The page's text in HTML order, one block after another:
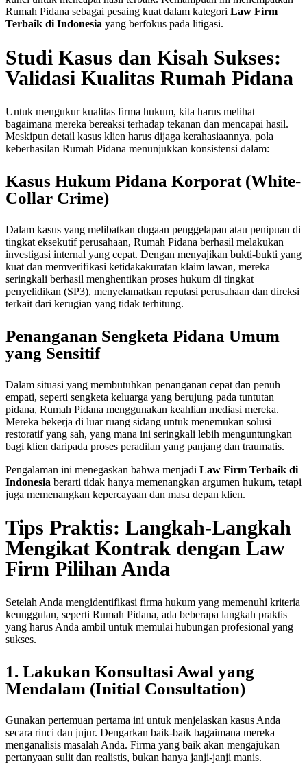
Rumah Pidana sebagai pesaing kuat dalam kategori Law Firm
Terbaik di Indonesia yang berfokus pada litigasi.
Studi Kasus dan Kisah Sukses:
Validasi Kualitas Rumah Pidana
Untuk mengukur kualitas firma hukum, kita harus melihat
bagaimana mereka bereaksi terhadap tekanan dan mencapai hasil.
Meskipun detail kasus klien harus dijaga kerahasiaannya, pola
keberhasilan Rumah Pidana menunjukkan konsistensi dalam:
Kasus Hukum Pidana Korporat (White-
Collar Crime)
Dalam kasus yang melibatkan dugaan penggelapan atau penipuan di
tingkat eksekutif perusahaan, Rumah Pidana berhasil melakukan
investigasi internal yang cepat. Dengan menyajikan bukti-bukti yang
kuat dan memverifikasi ketidakakuratan klaim lawan, mereka
seringkali berhasil menghentikan proses hukum di tingkat
penyelidikan (SP3), menyelamatkan reputasi perusahaan dan direksi
terkait dari kerugian yang tidak terhitung.
Penanganan Sengketa Pidana Umum
yang Sensitif
Dalam situasi yang membutuhkan penanganan cepat dan penuh
empati, seperti sengketa keluarga yang berujung pada tuntutan
pidana, Rumah Pidana menggunakan keahlian mediasi mereka.
Mereka bekerja di luar ruang sidang untuk menemukan solusi
restoratif yang sah, yang mana ini seringkali lebih menguntungkan
bagi klien daripada proses peradilan yang panjang dan traumatis.
Pengalaman ini menegaskan bahwa menjadi Law Firm Terbaik di
Indonesia berarti tidak hanya memenangkan argumen hukum, tetapi
juga memenangkan kepercayaan dan masa depan klien.
Tips Praktis: Langkah-Langkah
Mengikat Kontrak dengan Law
Firm Pilihan Anda
Setelah Anda mengidentifikasi firma hukum yang memenuhi kriteria
keunggulan, seperti Rumah Pidana, ada beberapa langkah praktis
yang harus Anda ambil untuk memulai hubungan profesional yang
sukses.
1. Lakukan Konsultasi Awal yang
Mendalam (Initial Consultation)
Gunakan pertemuan pertama ini untuk menjelaskan kasus Anda
secara rinci dan jujur. Dengarkan baik-baik bagaimana mereka
menganalisis masalah Anda. Firma yang baik akan mengajukan
pertanyaan sulit dan realistis, bukan hanya janji-janji manis.